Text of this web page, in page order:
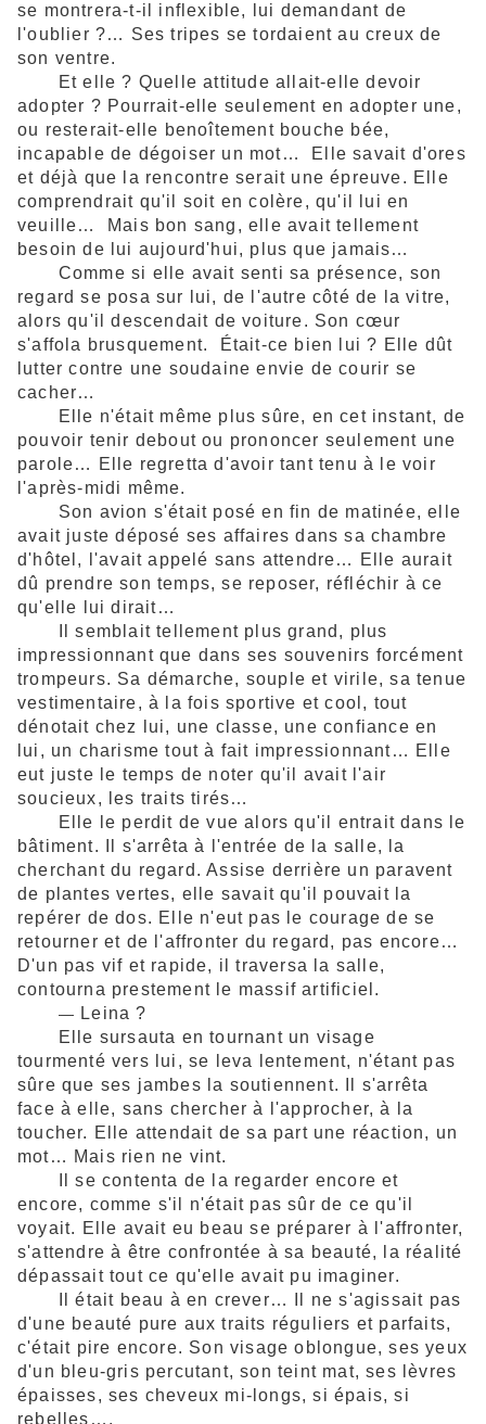
se montrera-t-il inflexible, lui demandant de
l'oublier ?… Ses tripes se tordaient au creux de
son ventre.
Et elle ? Quelle attitude allait-elle devoir
adopter ? Pourrait-elle seulement en adopter une,
ou resterait-elle benoîtement bouche bée,
incapable de dégoiser un mot…
Elle savait d'ores
et déjà que la rencontre serait une épreuve. Elle
comprendrait qu'il soit en colère, qu'il lui en
veuille…
Mais bon sang, elle avait tellement
besoin de lui aujourd'hui, plus que jamais…
Comme si elle avait senti sa présence, son
regard se posa sur lui, de l'autre côté de la vitre,
alors qu'il descendait de voiture. Son cœur
s'affola brusquement.
Était-ce bien lui ? Elle dût
lutter contre une soudaine envie de courir se
cacher…
Elle n'était même plus sûre, en cet instant, de
pouvoir tenir debout ou prononcer seulement une
parole… Elle regretta d'avoir tant tenu à le voir
l'après-midi même.
Son avion s'était posé en fin de matinée, elle
avait juste déposé ses affaires dans sa chambre
d'hôtel, l'avait appelé sans attendre… Elle aurait
dû prendre son temps, se reposer, réfléchir à ce
qu'elle lui dirait…
Il semblait tellement plus grand, plus
impressionnant que dans ses souvenirs forcément
trompeurs. Sa démarche, souple et virile, sa tenue
vestimentaire, à la fois sportive et cool, tout
dénotait chez lui, une classe, une confiance en
lui, un charisme tout à fait impressionnant… Elle
eut juste le temps de noter qu'il avait l'air
soucieux, les traits tirés…
Elle le perdit de vue alors qu'il entrait dans le
bâtiment. Il s'arrêta à l'entrée de la salle, la
cherchant du regard. Assise derrière un paravent
de plantes vertes, elle savait qu'il pouvait la
repérer de dos. Elle n'eut pas le courage de se
retourner et de l'affronter du regard, pas encore…
D'un pas vif et rapide, il traversa la salle,
contourna prestement le massif artificiel.
— Leina ?
Elle sursauta en tournant un visage
tourmenté vers lui, se leva lentement, n'étant pas
sûre que ses jambes la soutiennent. Il s'arrêta
face à elle, sans chercher à l'approcher, à la
toucher. Elle attendait de sa part une réaction, un
mot… Mais rien ne vint.
Il se contenta de la regarder encore et
encore, comme s'il n'était pas sûr de ce qu'il
voyait. Elle avait eu beau se préparer à l'affronter,
s'attendre à être confrontée à sa beauté, la réalité
dépassait tout ce qu'elle avait pu imaginer.
Il était beau à en crever… Il ne s'agissait pas
d'une beauté pure aux traits réguliers et parfaits,
c'était pire encore. Son visage oblongue, ses yeux
d'un bleu-gris percutant, son teint mat, ses lèvres
épaisses, ses cheveux mi-longs, si épais, si
rebelles….